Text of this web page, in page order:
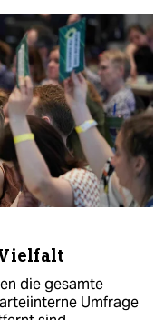
die gesamte
Umfrage